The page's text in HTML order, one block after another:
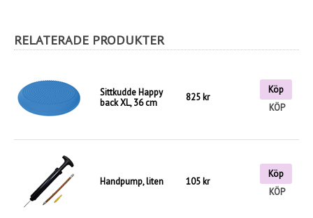
RELATERADE PRODUKTER
Sittkudde Happy
back XL, 36 cm
825 kr
Köp
KÖP
Handpump, liten 105 kr
Köp
KÖP